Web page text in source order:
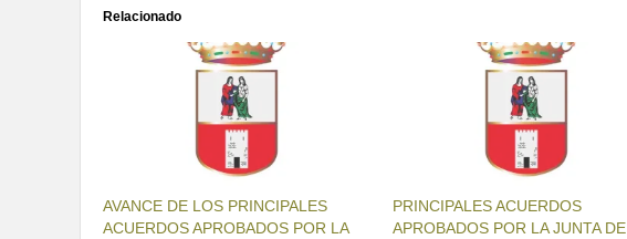
Relacionado
AVANCE DE LOS PRINCIPALES
ACUERDOS APROBADOS POR LA
PRINCIPALES ACUERDOS
APROBADOS POR LA JUNTA DE